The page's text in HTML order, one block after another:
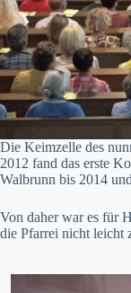
Die Keimzelle des
2012 fand das erste
Wal­brunn bis 2014
Von daher war es für
die Pfar­rei nicht leicht